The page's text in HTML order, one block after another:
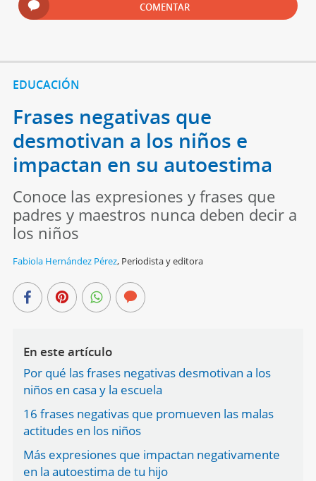
COMENTAR
EDUCACIÓN
Frases negativas que
desmotivan a los niños e
impactan en su autoestima
Conoce las expresiones y frases que
padres y maestros nunca deben decir a
los niños
Fabiola Hernández Pérez, Periodista y editora
En este artículo
Por qué las frases negativas desmotivan a los
niños en casa y la escuela
16 frases negativas que promueven las malas
actitudes en los niños
Más expresiones que impactan negativamente
en la autoestima de tu hijo